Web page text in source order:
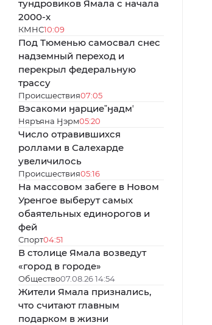
тундровиков Ямала с начала
2000-х
КМНС10:09
Под Тюменью самосвал снес
надземный переход и
перекрыл федеральную
трассу
Происшествия07:05
Вэсакоми ӈарциеˮӈадмʼ
Няръяна Ӈэрм05:20
Число отравившихся
роллами в Салехарде
увеличилось
Происшествия05:16
На массовом забеге в Новом
Уренгое выберут самых
обаятельных единорогов и
фей
Спорт04:51
В столице Ямала возведут
«город в городе»
Общество07.08.26 14:54
Жители Ямала признались,
что считают главным
подарком в жизни